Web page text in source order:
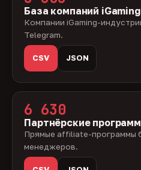
База компаний iGaming
Компании iGaming-
Telegram.
CSV JSON
6 630
Партнёрские
Прямые affiliate-программы
менеджеров.